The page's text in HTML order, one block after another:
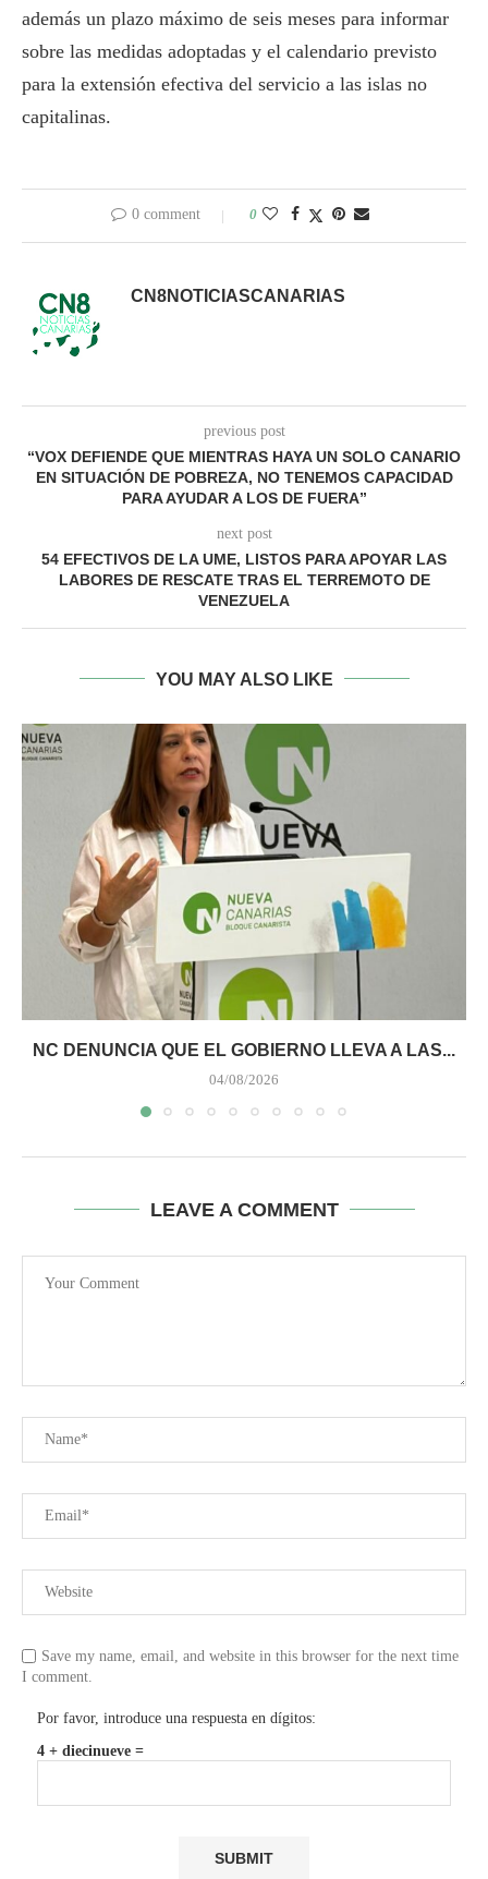
además un plazo máximo de seis meses para informar
sobre las medidas adoptadas y el calendario previsto
para la extensión efectiva del servicio a las islas no
capitalinas.
0 comment 0
CN8NOTICIASCANARIAS
previous post
“VOX DEFIENDE QUE MIENTRAS HAYA UN SOLO CANARIO
EN SITUACIÓN DE POBREZA, NO TENEMOS CAPACIDAD
PARA AYUDAR A LOS DE FUERA”
next post
54 EFECTIVOS DE LA UME, LISTOS PARA APOYAR LAS
LABORES DE RESCATE TRAS EL TERREMOTO DE
VENEZUELA
YOU MAY ALSO LIKE
NC DENUNCIA QUE EL GOBIERNO LLEVA A LAS...
04/08/2026
LEAVE A COMMENT
Save my name, email, and website in this browser for the next time
I comment.
Por favor, introduce una respuesta en dígitos:
4 + diecinueve =